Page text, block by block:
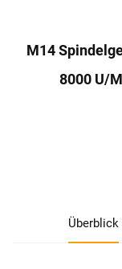
M14
8000 U/
Überblick